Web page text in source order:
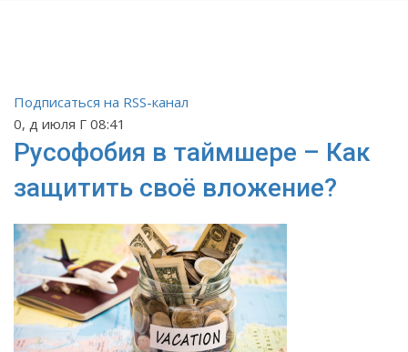
Подписаться на RSS-канал
0, д июля Г 08:41
Русофобия в таймшере – Как
защитить своё вложение?